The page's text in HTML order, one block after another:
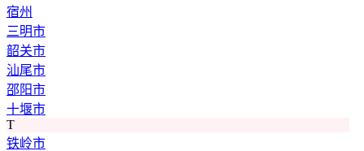
宿州
三明市
韶关市
汕尾市
邵阳市
十堰市
T
铁岭市